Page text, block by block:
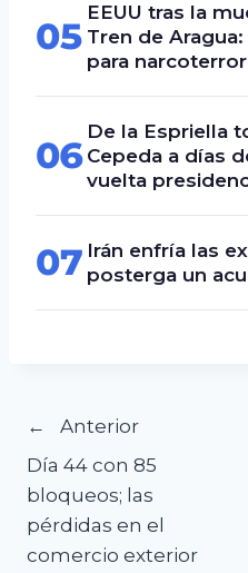
05
EEUU tras la
Tren de
para
06
De la Espriella
Cepeda a días
vuelta
07 Irán enfría las
posterga un
Navegación
de
entradas
Anterior
Día 44 con 85
bloqueos; las
pérdidas en el
comercio exterior